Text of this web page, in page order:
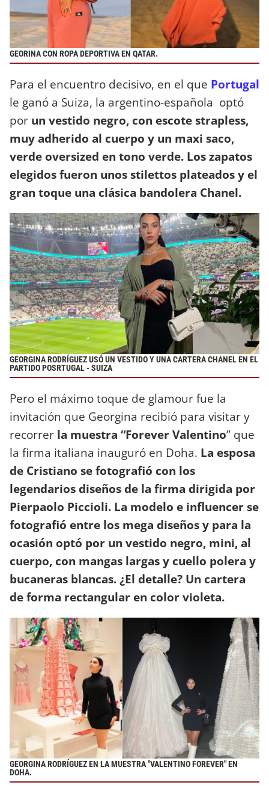
GEORINA CON ROPA DEPORTIVA EN QATAR.
Para el encuentro decisivo, en el que Portugal
le ganó a Suiza, la argentino-española optó
por un vestido negro, con escote strapless,
muy adherido al cuerpo y un maxi saco,
verde oversized en tono verde. Los zapatos
elegidos fueron unos stilettos plateados y el
gran toque una clásica bandolera Chanel.
GEORGINA RODRÍGUEZ USÓ UN VESTIDO Y UNA CARTERA CHANEL EN EL
PARTIDO POSRTUGAL - SUIZA
Pero el máximo toque de glamour fue la
invitación que Georgina recibió para visitar y
recorrer la muestra “Forever Valentino” que
la firma italiana inauguró en Doha. La esposa
de Cristiano se fotografió con los
legendarios diseños de la firma dirigida por
Pierpaolo Piccioli. La modelo e influencer se
fotografió entre los mega diseños y para la
ocasión optó por un vestido negro, mini, al
cuerpo, con mangas largas y cuello polera y
bucaneras blancas. ¿El detalle? Un cartera
de forma rectangular en color violeta.
GEORGINA RODRÍGUEZ EN LA MUESTRA "VALENTINO FOREVER" EN
DOHA.